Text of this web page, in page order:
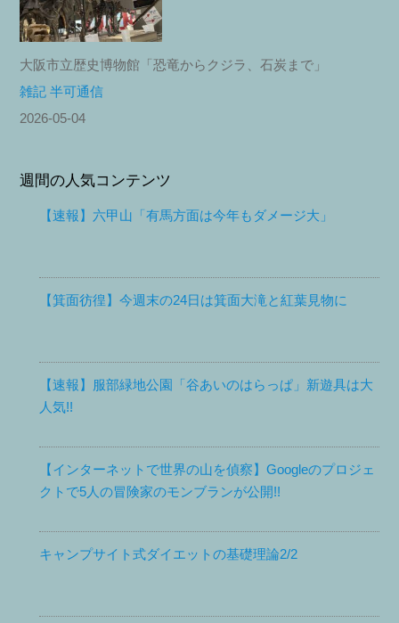
大阪市立歴史博物館「恐竜からクジラ、石炭まで」
雑記 半可通信
2026-05-04
週間の人気コンテンツ
【速報】六甲山「有馬方面は今年もダメージ大」
【箕面彷徨】今週末の24日は箕面大滝と紅葉見物に
【速報】服部緑地公園「谷あいのはらっぱ」新遊具は大
人気!!
【インターネットで世界の山を偵察】Googleのプロジェ
クトで5人の冒険家のモンブランが公開!!
キャンプサイト式ダイエットの基礎理論2/2